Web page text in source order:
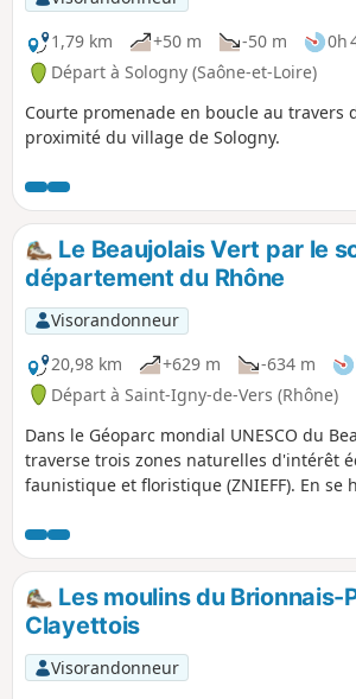
1,79 km
+50 m -50 m 0h
Départ à Sologny (Saône-et-Loire)
Courte promenade en boucle au travers
proximité du village de Sologny.
Le Beaujolais Vert par le
département du Rhône
Visorandonneur
20,98 km
+629 m -634 m
Départ à Saint-Igny-de-Vers (Rhône)
Dans le Géoparc mondial UNESCO du
traverse trois zones naturelles d'intérêt
faunistique et floristique (ZNIEFF). En se
1009 mètres d'altitude, on observe un
depuis la table d'orientation installée au
belvédère. En descendant au Col de Crie,
pour déguster les produits du terroir.
Les moulins du Brionnais-
Clayettois
Visorandonneur